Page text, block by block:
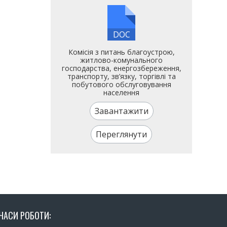
DOC
Комісія з питань благоустрою,
житлово-комунального
господарства, енергозбереження,
транспорту, зв’язку, торгівлі та
побутового обслуговування
населення
Завантажити
Переглянути
РОБОТИ: